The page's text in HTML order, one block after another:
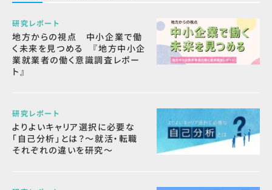
研究レポート
地方からの視点 中小企業で働
く未来を見つめる 『地方中小企
業就業者の働く意識調査レポー
ト』
研究レポート
よりよいキャリア選択に必要な
「自己分析」とは？～就活・転職
それぞれの違いを研究～